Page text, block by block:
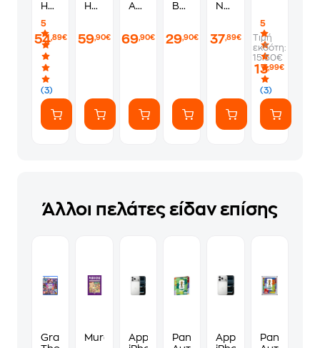
Hybrid
26
cm
Ασημί
5
(3)
54,89€
Hybrid
cm
59,90€
A770557
4.5
69,90€
BRA
cm
29,90€
NORDIC
x
Αντικολλητική
Γκριλιέρα
από
Αλουμίνιο
37,89€
5
(3)
Τιμή
εκδότη:
15.50€
13,99€
Άλλοι πελάτες είδαν επίσης
Grand
MurdokuApple
Panini
Apple
Panini